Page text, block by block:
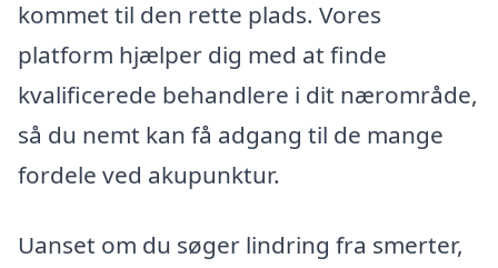
kommet til den rette plads. Vores
platform hjælper dig med at finde
kvalificerede behandlere i dit nærområde,
så du nemt kan få adgang til de mange
fordele ved akupunktur.
Uanset om du søger lindring fra smerter,